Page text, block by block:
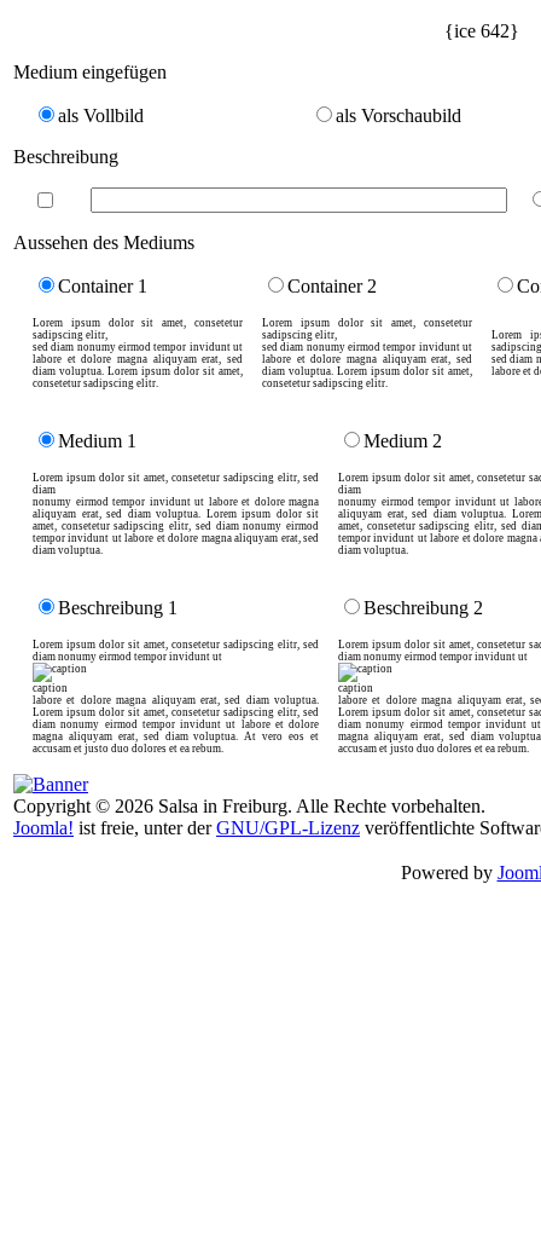
{ice 642}
Medium eingefügen
als Vollbild
als Vorschaubild
Beschreibung
Aussehen des Mediums
Container 1 Container 2
Lorem ipsum dolor sit amet, consetetur
sadipscing elitr,
sed diam nonumy eirmod tempor invidunt ut
labore et dolore magna aliquyam erat, sed
diam voluptua. Lorem ipsum dolor sit amet,
consetetur sadipscing elitr.
Lorem ipsum dolor sit amet, consetetur
sadipscing elitr,
sed diam nonumy eirmod tempor invidunt ut
labore et dolore magna aliquyam erat, sed
diam voluptua. Lorem ipsum dolor sit amet,
consetetur sadipscing elitr.
Lorem
sed diam
labore et
Medium 1 Medium 2
Lorem ipsum dolor sit amet, consetetur sadipscing elitr, sed
diam
nonumy eirmod tempor invidunt ut labore et dolore magna
aliquyam erat, sed diam voluptua. Lorem ipsum dolor sit
amet, consetetur sadipscing elitr, sed diam nonumy eirmod
tempor invidunt ut labore et dolore magna aliquyam erat, sed
diam voluptua.
Lorem ipsum dolor sit amet, consetetur
diam
nonumy eirmod tempor invidunt ut
aliquyam erat, sed diam voluptua.
amet, consetetur sadipscing elitr, sed
tempor invidunt ut labore et dolore magna
diam voluptua.
Beschreibung 1 Beschreibung 2
Lorem ipsum dolor sit amet, consetetur sadipscing elitr, sed
diam nonumy eirmod tempor invidunt ut
caption
labore et dolore magna aliquyam erat, sed diam voluptua.
Lorem ipsum dolor sit amet, consetetur sadipscing elitr, sed
diam nonumy eirmod tempor invidunt ut labore et dolore
magna aliquyam erat, sed diam voluptua. At vero eos et
accusam et justo duo dolores et ea rebum.
Lorem ipsum dolor sit amet, consetetur
diam nonumy eirmod tempor invidunt ut
caption
labore et dolore magna aliquyam erat,
Lorem ipsum dolor sit amet, consetetur
diam nonumy eirmod tempor invidunt
magna aliquyam erat, sed diam
accusam et justo duo dolores et ea rebum.
Copyright © 2026 Salsa in Freiburg. Alle Rechte vorbehalten.
Joomla! ist freie, unter derGNU/GPL-Lizenz veröffentlichte
Powered by